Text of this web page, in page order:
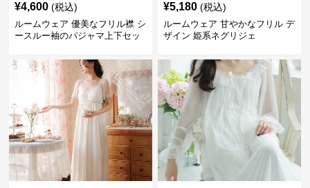
¥4,600 (税込)
ルームウェア 優美なフリル襟 シ
ースルー袖のパジャマ上下セッ
¥5,180 (税込)
ルームウェア 甘やかなフリル デ
ザイン 姫系ネグリジェ